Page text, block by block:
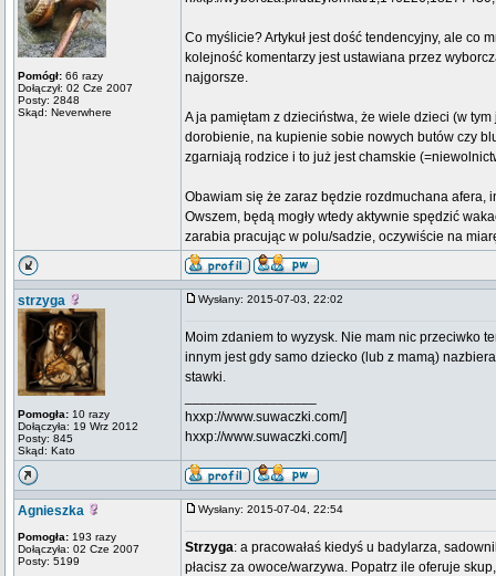
Pomógł: 66 razy
Dołączył: 02 Cze 2007
Posty: 2848
Skąd: Neverwhere
Co myślicie? Artykuł jest dość tendencyjny, ale
kolejność komentarzy jest ustawiana przez
najgorsze.
A ja pamiętam z dzieciństwa, że wiele dzieci (w
dorobienie, na kupienie sobie nowych butów czy
zgarniają rodzice i to już jest chamskie
Obawiam się że zaraz będzie rozdmuchana afera,
Owszem, będą mogły wtedy aktywnie spędzić
zarabia pracując w polu/sadzie, oczywiście na
strzyga
Pomogła: 10 razy
Dołączyła: 19 Wrz 2012
Posty: 845
Skąd: Kato
Wysłany: 2015-07-03, 22:02
Moim zdaniem to wyzysk. Nie mam nic przeciwko
innym jest gdy samo dziecko (lub z mamą)
stawki.
hxxp://www.suwaczki.com/]
hxxp://www.suwaczki.com/]
Agnieszka
Pomogła: 193 razy
Dołączyła: 02 Cze 2007
Posty: 5199
Wysłany: 2015-07-04, 22:54
Strzyga: a pracowałaś kiedyś u badylarza,
płacisz za owoce/warzywa. Popatrz ile oferuje